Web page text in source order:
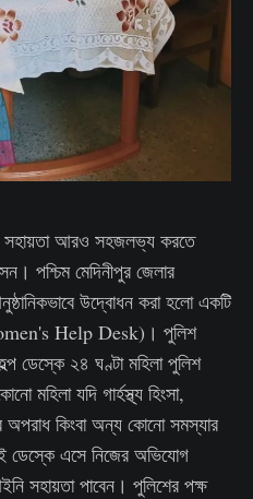
সহায়তা আরও সহজলভ্য করতে
পশ্চিম মেদিনীপুর জেলার
উদ্বোধন করা হলো একটি
Help Desk)। পুলিশ
ডেস্কে ২৪ ঘণ্টা মহিলা পুলিশ
মহিলা যদি গার্হস্থ্য হিংসা,
অপরাধ কিংবা অন্য কোনো সমস্যার
ডেস্কে এসে নিজের অভিযোগ
সহায়তা পাবেন। পুলিশের পক্ষ